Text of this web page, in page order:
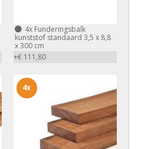
4xFunderingsbalk
kunststof standaard 3,5 x 8,8
x 300 cm
+€ 111,80
4x